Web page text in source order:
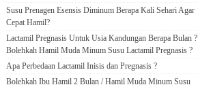
Susu Prenagen Esensis Diminum Berapa Kali Sehari Agar
Cepat Hamil?
Lactamil Pregnasis Untuk Usia Kandungan Berapa Bulan ?
Bolehkah Hamil Muda Minum Susu Lactamil Pregnasis ?
Apa Perbedaan Lactamil Inisis dan Pregnasis ?
Bolehkah Ibu Hamil 2 Bulan / Hamil Muda Minum Susu